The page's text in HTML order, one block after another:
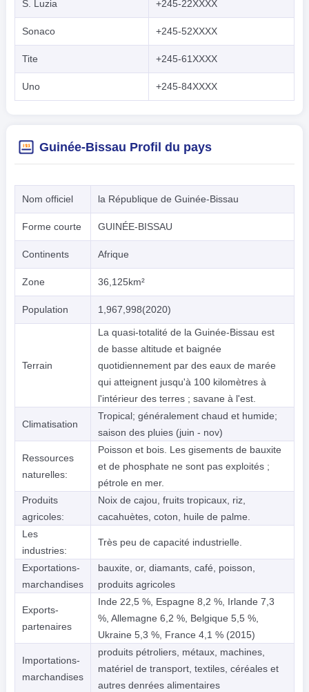
S. Luzia +245-22XXXX
Sonaco +245-52XXXX
Tite +245-61XXXX
Uno +245-84XXXX
Guinée-Bissau Profil du pays
Nom officiel la République de Guinée-Bissau
Forme courte GUINÉE-BISSAU
Continents Afrique
Zone 36,125km²
Population 1,967,998(2020)
Terrain
La quasi-totalité de la Guinée-Bissau est
de basse altitude et baignée
quotidiennement par des eaux de marée
qui atteignent jusqu'à 100 kilomètres à
l'intérieur des terres ; savane à l'est.
Climatisation
Tropical; généralement chaud et humide;
saison des pluies (juin - nov)
Ressources
naturelles:
Poisson et bois. Les gisements de bauxite
et de phosphate ne sont pas exploités ;
pétrole en mer.
Produits
agricoles:
Noix de cajou, fruits tropicaux, riz,
cacahuètes, coton, huile de palme.
Les
industries:
Très peu de capacité industrielle.
Exportations-
marchandises
bauxite, or, diamants, café, poisson,
produits agricoles
Exports-
partenaires
Inde 22,5 %, Espagne 8,2 %, Irlande 7,3
%, Allemagne 6,2 %, Belgique 5,5 %,
Ukraine 5,3 %, France 4,1 % (2015)
Importations-
marchandises
produits pétroliers, métaux, machines,
matériel de transport, textiles, céréales et
autres denrées alimentaires